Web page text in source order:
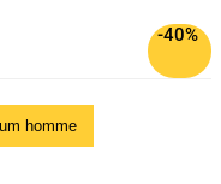
-40%
homme